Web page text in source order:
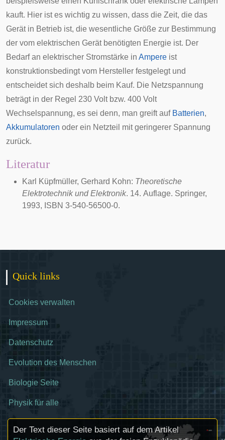
kauft. Hier ist es wichtig zu wissen, dass die Zeit, die das
Gerät in Betrieb ist, die wesentliche Größe zur Bestimmung
der vom elektrischen Gerät benötigten Energie ist. Der
Bedarf an elektrischer Stromstärke in Ampere ist
konstruktionsbedingt vom Hersteller festgelegt und
entscheidet sich deshalb beim Kauf. Die Netzspannung
beträgt in der Regel 230 Volt bzw. 400 Volt
Wechselspannung, es sei denn, man greift auf Batterien,
Akkumulatoren oder ein Netzteil mit geringerer Spannung
zurück.
Literatur
Karl Küpfmüller, Gerhard Kohn: Theoretische
Elektrotechnik und Elektronik. 14. Auflage. Springer,
1993, ISBN 3-540-56500-0.
Quick links
Cookies verwalten
Impressum
Datenschutz
Evolution des Menschen
Biologie Seite
Physik für alle
Der Text dieser Seite basiert auf dem Artikel